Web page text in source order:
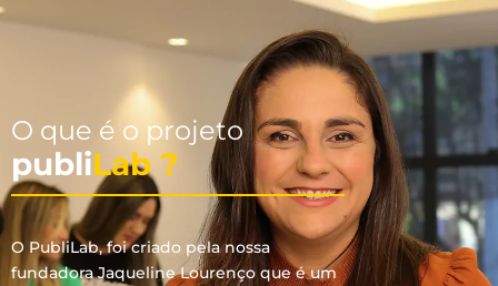
O que é o projeto
publiLab ?
O PubliLab, foi criado pela nossa
fundadora Jaqueline Lourenço que é um